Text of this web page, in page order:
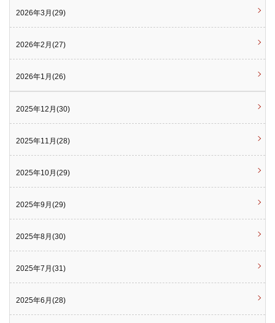
2026年3月(29)
2026年2月(27)
2026年1月(26)
2025年12月(30)
2025年11月(28)
2025年10月(29)
2025年9月(29)
2025年8月(30)
2025年7月(31)
2025年6月(28)